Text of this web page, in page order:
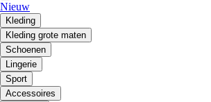
Nieuw
Kleding
Kleding grote maten
Schoenen
Lingerie
Sport
Accessoires